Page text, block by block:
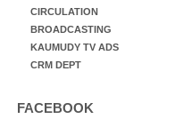
CIRCULATION
BROADCASTING
KAUMUDY TV ADS
CRM DEPT
FACEBOOK